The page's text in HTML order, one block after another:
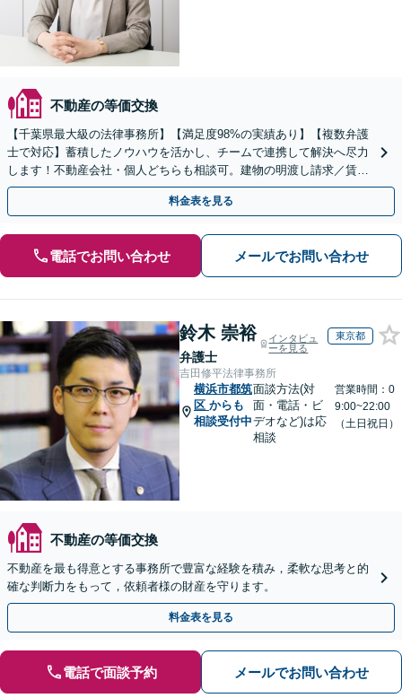
不動産の等価交換
【千葉県最大級の法律事務所】【満足度98%の実績あり】【複数弁護
士で対応】蓄積したノウハウを活かし、チームで連携して解決へ尽力
します！不動産会社・個人どちらも相談可。建物の明渡し請求／賃貸
借契約書の作成／離婚の財産分与等【千葉中央駅5分】
料金表を見る
電話でお問い合わせ メールでお問い合わせ
鈴木 崇裕
弁護士
インタビュ
ーを見る
東京都
吉田修平法律事務所
横浜市都筑
区 からも
相談受付中
面談方法(対
面・電話・ビ
デオなど)は応
相談
営業時間：0
9:00~22:00
（土日祝日）
不動産の等価交換
不動産を最も得意とする事務所で豊富な経験を積み，柔軟な思考と的
確な判断力をもって，依頼者様の財産を守ります。
料金表を見る
電話で面談予約 メールでお問い合わせ